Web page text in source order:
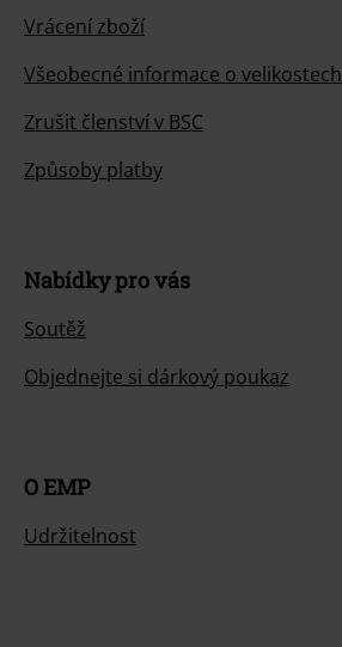
Vrácení zboží
Všeobecné informace o velikostech
Zrušit členství v BSC
Způsoby platby
Nabídky pro vás
Soutěž
Objednejte si dárkový poukaz
O EMP
Udržitelnost